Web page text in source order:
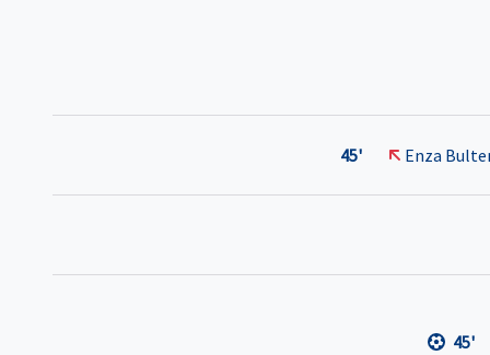
Enza
45'
45'